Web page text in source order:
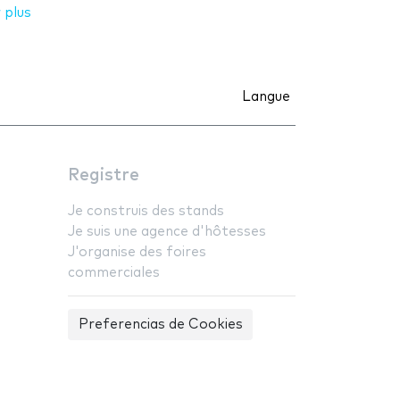
Langue
Registre
Je construis des stands
Je suis une agence d'hôtesses
J'organise des foires
commerciales
Preferencias de Cookies